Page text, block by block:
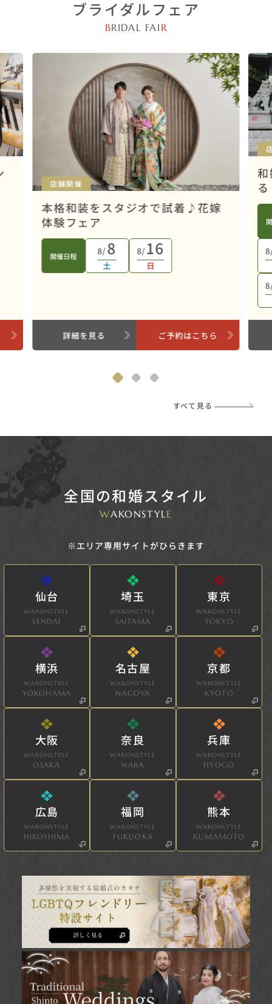
ブライダルフェア
BRIDAL FAI R
店舗開催
本格和装をスタジオで試着♪花嫁
体験フェア
開催日程 8/8
土
8/16
日
詳細を見る ご予約はこちら
すべて見る
全国の和婚スタイル
WAKONSTYLE
※エリア専用サイトがひらきます
仙台
WAKONSTYLE
SENDAI
埼玉
WAKONSTYLE
SAITAMA
東京
WAKONSTYLE
TOKYO
横浜
WAKONSTYLE
YOKOHAMA
名古屋
WAKONSTYLE
NAGOYA
京都
WAKONSTYLE
KYOTO
大阪
WAKONSTYLE
OSAKA
奈良
WAKONSTYLE
NARA
兵庫
WAKONSTYLE
HYOGO
広島
WAKONSTYLE
HIROSHIMA
福岡
WAKONSTYLE
FUKUOKA
熊本
WAKONSTYLE
KUMAMOTO